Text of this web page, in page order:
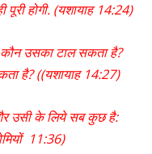
पूरी होगी. (यशायाह 14:24)
कौन उसका टाल सकता है?
है? ((यशायाह 14:27)
उसी के लिये सब कुछ है:
11:36)